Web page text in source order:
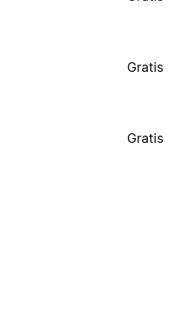
Gratis
Gratis